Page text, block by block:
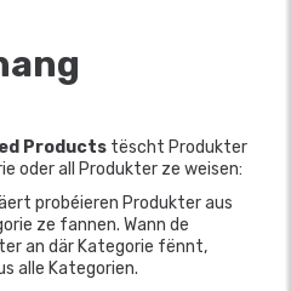
Products tëscht Produkter
oder all Produkter ze weisen:
probéieren Produkter aus
ze fannen. Wann de
an där Kategorie fënnt,
alle Kategorien.